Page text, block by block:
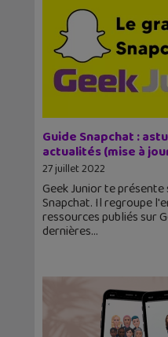
Guide Snapchat :
actualités (mise à
27 juillet 2022
Geek Junior te
Snapchat. Il regroupe
ressources publiés sur
dernières